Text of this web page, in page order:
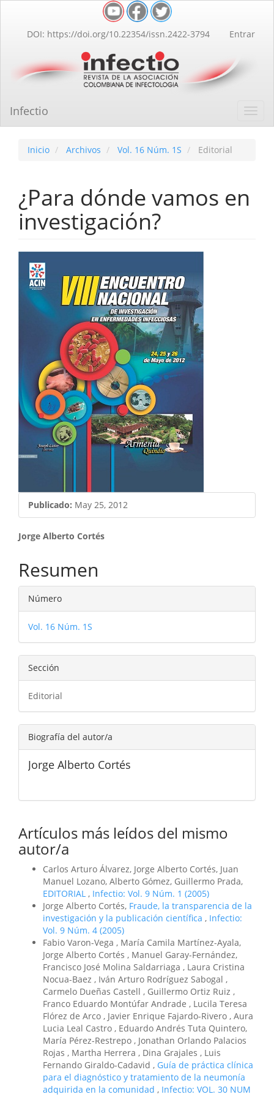
Contenido
principal
lateral
DOI: https://doi.org/10.22354/issn.2422-3794 Entrar
Infectio
Inicio Archivos Vol. 16 Núm. 1S Editorial
¿Para dónde vamos en
investigación?
Barra
lateral
del
artículo
Publicado: May 25, 2012
Contenido
principal
del
artículo
Jorge Alberto Cortés
Resumen
Detalles
del
artículo
Número
Vol. 16 Núm. 1S
Sección
Editorial
Biografía del autor/a
Jorge Alberto Cortés
Artículos más leídos del mismo
autor/a
Carlos Arturo Álvarez, Jorge Alberto Cortés, Juan
Manuel Lozano, Alberto Gómez, Guillermo Prada,
EDITORIAL , Infectio: Vol. 9 Núm. 1 (2005)
Jorge Alberto Cortés, Fraude, la transparencia de la
investigación y la publicación científica , Infectio:
Vol. 9 Núm. 4 (2005)
Fabio Varon-Vega , María Camila Martínez-Ayala,
Jorge Alberto Cortés , Manuel Garay-Fernández,
Francisco José Molina Saldarriaga , Laura Cristina
Nocua-Baez , Iván Arturo Rodríguez Sabogal ,
Carmelo Dueñas Castell , Guillermo Ortiz Ruiz ,
Franco Eduardo Montúfar Andrade , Lucila Teresa
Flórez de Arco , Javier Enrique Fajardo-Rivero , Aura
Lucia Leal Castro , Eduardo Andrés Tuta Quintero,
María Pérez-Restrepo , Jonathan Orlando Palacios
Rojas , Martha Herrera , Dina Grajales , Luis
Fernando Giraldo-Cadavid , Guía de práctica clínica
para el diagnóstico y tratamiento de la neumonía
adquirida en la comunidad , Infectio: VOL. 30 NUM